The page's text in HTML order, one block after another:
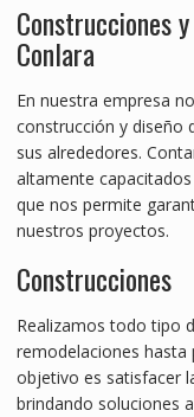
valoración
de un
cliente
Construcciones
Conlara
En nuestra empresa
construcción y diseño
sus alrededores.
altamente
que nos permite
nuestros proyectos.
Construcciones
Realizamos todo tipo
remodelaciones hasta
objetivo es satisfacer
brindando soluciones